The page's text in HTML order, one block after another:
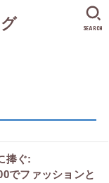
SEARCH
捧ぐ:
でファッションと